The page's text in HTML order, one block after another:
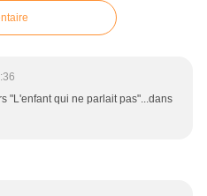
"L'enfant qui ne parlait pas"...dans